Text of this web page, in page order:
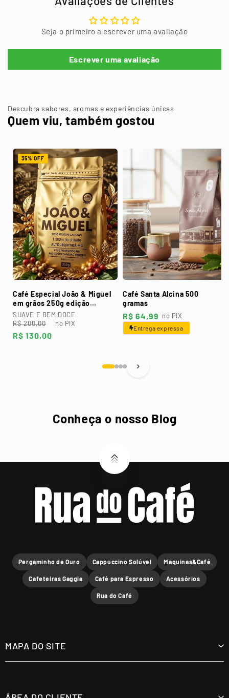
Seja o primeiro a escrever uma avaliação
Escrever uma avaliação
Descubra sabores, aromas e experiências únicas
Quem viu, também gostou
35% OFF
Café Especial João & Miguel
em grãos 250g edição
dourada
SUAVE E BEM DOCE
Preço
normal
R$ 200,00
Preço
promocional
R$ 130,00
no PIX
Café Santa Alcina 500
gramas
Preço
normal
R$ 64,99 no PIX
Entrega expressa
Conheça o nosso Blog
Pergaminho de Ouro Cappuccino Solúvel Maquinas&Café
Cafeteiras Gaggia Café para Espresso Acessórios
Rua do Café
MAPA DO SITE